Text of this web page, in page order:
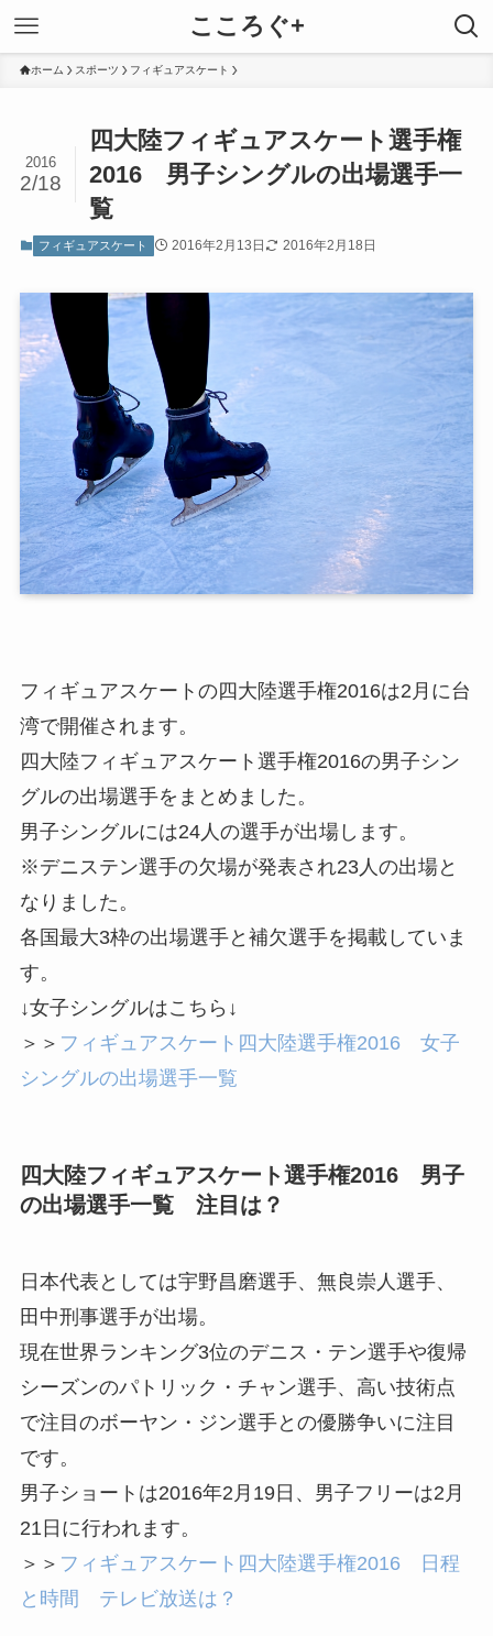
こころぐ+
ホーム スポーツ フィギュアスケート
四大陸フィギュアスケート選手権
2016 男子シングルの出場選手一
覧
2016
2/18
フィギュアスケート 2016年2月13日 2016年2月18日
フィギュアスケートの四大陸選手権2016は2月に台
湾で開催されます。
四大陸フィギュアスケート選手権2016の男子シン
グルの出場選手をまとめました。
男子シングルには24人の選手が出場します。
※デニステン選手の欠場が発表され23人の出場と
なりました。
各国最大3枠の出場選手と補欠選手を掲載していま
す。
↓女子シングルはこちら↓
＞＞ フィギュアスケート四大陸選手権2016 女子
シングルの出場選手一覧
四大陸フィギュアスケート選手権2016 男子
の出場選手一覧 注目は？
日本代表としては宇野昌磨選手、無良崇人選手、
田中刑事選手が出場。
現在世界ランキング3位のデニス・テン選手や復帰
シーズンのパトリック・チャン選手、高い技術点
で注目のボーヤン・ジン選手との優勝争いに注目
です。
男子ショートは2016年2月19日、男子フリーは2月
21日に行われます。
＞＞ フィギュアスケート四大陸選手権2016 日程
と時間 テレビ放送は？